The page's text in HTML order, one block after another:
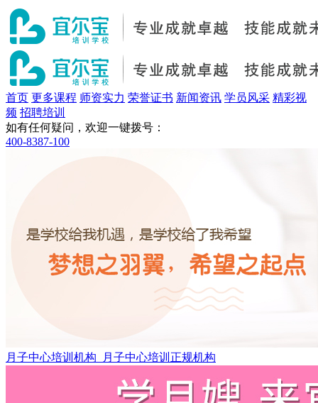
首页 更多课程 师资实力 荣誉证书 新闻资讯 学员风采 精彩视
频 招聘培训
如有任何疑问，欢迎一键拨号：
400-8387-100
月子中心培训机构_月子中心培训正规机构